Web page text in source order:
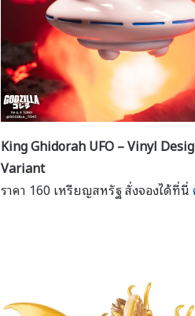
King Ghidorah UFO – Vinyl
Variant
ราคา 160 เหรียญสหรัฐ สั่งจองได้ที่นี่